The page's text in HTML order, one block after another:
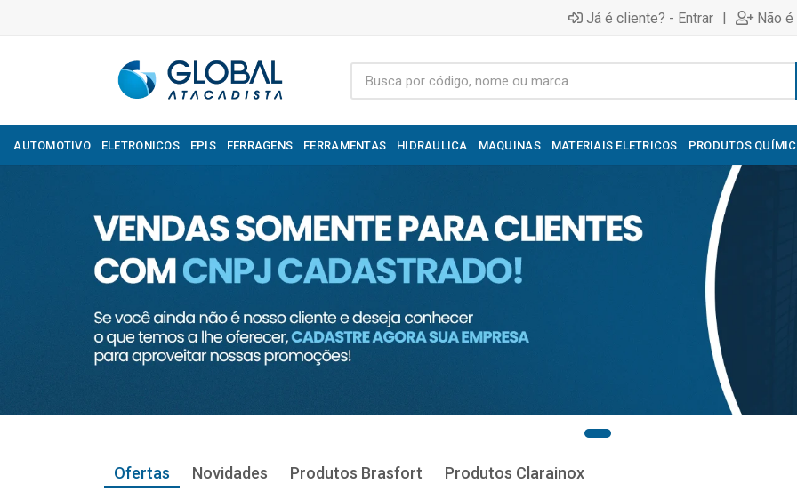
Já é cliente? - Entrar | Não
AUTOMOTIVO ELETRONICOS EPIS FERRAGENS FERRAMENTAS HIDRAULICA MAQUINAS MATERIAIS ELETRICOS PRODUTOS
Ofertas Novidades Produtos Brasfort Produtos Clarainox